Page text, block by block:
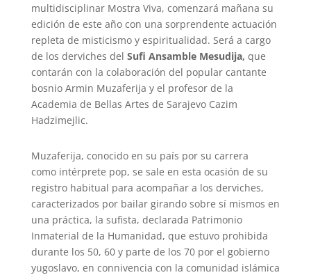
multidisciplinar Mostra Viva, comenzará mañana su
edición de este año con una sorprendente actuación
repleta de misticismo y espiritualidad. Será a cargo
de los derviches del Sufi Ansamble Mesudija, que
contarán con la colaboración del popular cantante
bosnio Armin Muzaferija y el profesor de la
Academia de Bellas Artes de Sarajevo Cazim
Hadzimejlic.
Muzaferija, conocido en su país por su carrera
como intérprete pop, se sale en esta ocasión de su
registro habitual para acompañar a los derviches,
caracterizados por bailar girando sobre sí mismos en
una práctica, la sufista, declarada Patrimonio
Inmaterial de la Humanidad, que estuvo prohibida
durante los 50, 60 y parte de los 70 por el gobierno
yugoslavo, en connivencia con la comunidad islámica